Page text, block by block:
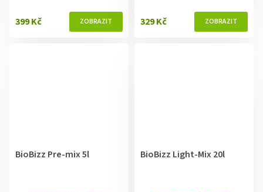
399 Kč 329 Kč
BioBizz Pre-mix 5l BioBizz Light-Mix 20l